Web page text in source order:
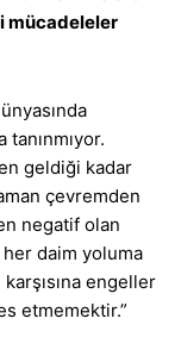
mücadeleler
tanınmıyor.
geldiği kadar
çevremden
negatif olan
her daim yoluma
karşısına engeller
etmemektir.”